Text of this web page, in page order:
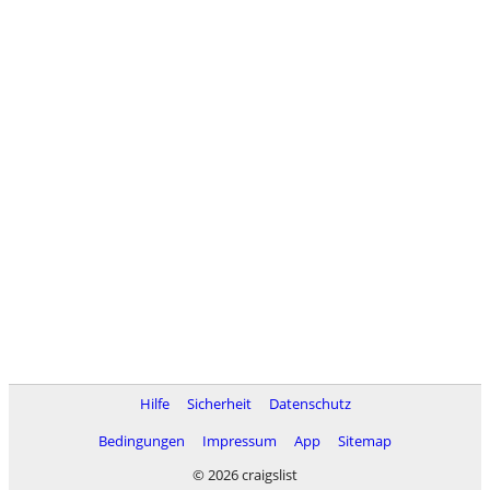
Hilfe Sicherheit
Datenschutz
Bedingungen
Impressum App
Sitemap
© 2026 craigslist